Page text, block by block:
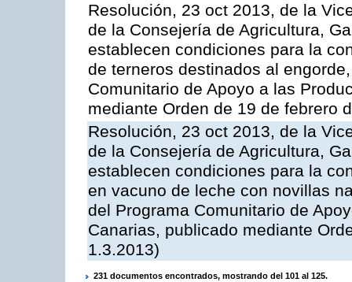
Resolución, 23 oct 2013, de la
de la Consejería de Agricultura,
establecen condiciones para la
de terneros destinados al
Comunitario de Apoyo a las
mediante Orden de 19 de febrero
Resolución, 23 oct 2013, de la
de la Consejería de Agricultura,
establecen condiciones para la
en vacuno de leche con novillas
del Programa Comunitario de
Canarias, publicado mediante
1.3.2013)
231 documentos encontrados, mostrando del 101 al 125.